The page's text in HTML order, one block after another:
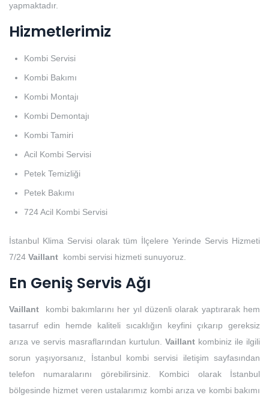
yapmaktadır.
Hizmetlerimiz
Kombi Servisi
Kombi Bakımı
Kombi Montajı
Kombi Demontajı
Kombi Tamiri
Acil Kombi Servisi
Petek Temizliği
Petek Bakımı
724 Acil Kombi Servisi
İstanbul Klima Servisi olarak tüm İlçelere Yerinde Servis Hizmeti
7/24 Vaillant kombi servisi hizmeti sunuyoruz.
En Geniş Servis Ağı
Vaillant kombi bakımlarını her yıl düzenli olarak yaptırarak hem
tasarruf edin hemde kaliteli sıcaklığın keyfini çıkarıp gereksiz
arıza ve servis masraflarından kurtulun. Vaillant kombiniz ile ilgili
sorun yaşıyorsanız, İstanbul kombi servisi iletişim sayfasından
telefon numaralarını görebilirsiniz. Kombici olarak İstanbul
bölgesinde hizmet veren ustalarımız kombi arıza ve kombi bakımı